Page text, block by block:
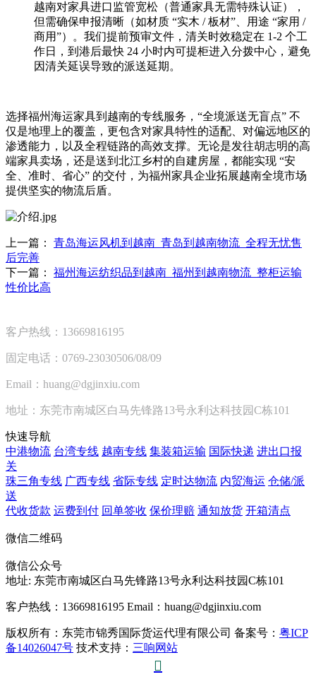
越南对家具进口监管宽松（普通家具无需特殊认证），
但需确保申报清晰（如材质 “实木 / 板材”、用途 “家用 /
商用”）。我们提前预审文件，清关时效稳定在 1-2 个工
作日，到港后最快 24 小时内可提柜进入分拨中心，避免
因清关延误导致的派送延期。
选择福州海运家具到越南的专线服务，“全境派送无盲点” 不
仅是地理上的覆盖，更包含对家具特性的适配、对偏远地区的
渗透能力，以及全程链路的高效支撑。无论是发往胡志明的高
端家具卖场，还是送到北江乡村的自建房屋，都能实现 “安
全、准时、省心” 的交付，为福州家具企业拓展越南全境市场
提供坚实的物流后盾。
上一篇： 青岛海运风机到越南_青岛到越南物流_全程无忧售
后完善
下一篇： 福州海运纺织品到越南_福州到越南物流_整柜运输
性价比高​
客户热线：13669816195
固定电话：0769-23030506/08/09
Email：huang@dgjinxiu.com
地址：东莞市南城区白马先锋路13号永利达科技园C栋101
快速导航
中港物流 台湾专线 越南专线 集装箱运输 国际快递 进出口报
关
珠三角专线 广西专线 省际专线 定时达物流 内贸海运 仓储/派
送
代收货款 运费到付 回单签收 保价理赔 通知放货 开箱清点
微信二维码
微信公众号
地址: 东莞市南城区白马先锋路13号永利达科技园C栋101
客户热线：13669816195 Email：huang@dgjinxiu.com
版权所有：东莞市锦秀国际货运代理有限公司 备案号： 粤ICP
备14026047号 技术支持： 三响网站
